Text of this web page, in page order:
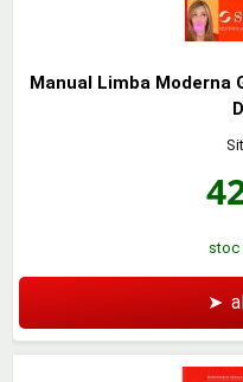
Manual Limba Moderna
stoc
➤